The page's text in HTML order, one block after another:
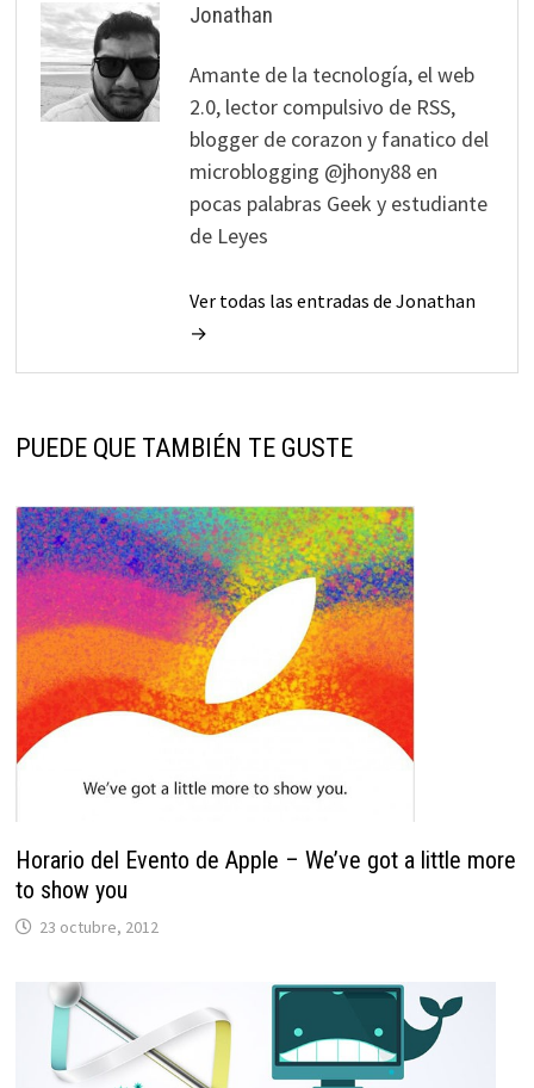
Jonathan
Amante de la tecnología, el web
2.0, lector compulsivo de RSS,
blogger de corazon y fanatico del
microblogging @jhony88 en
pocas palabras Geek y estudiante
de Leyes
Ver todas las entradas de Jonathan
→
PUEDE QUE TAMBIÉN TE GUSTE
Horario del Evento de Apple – We’ve got a little more
to show you
23 octubre, 2012